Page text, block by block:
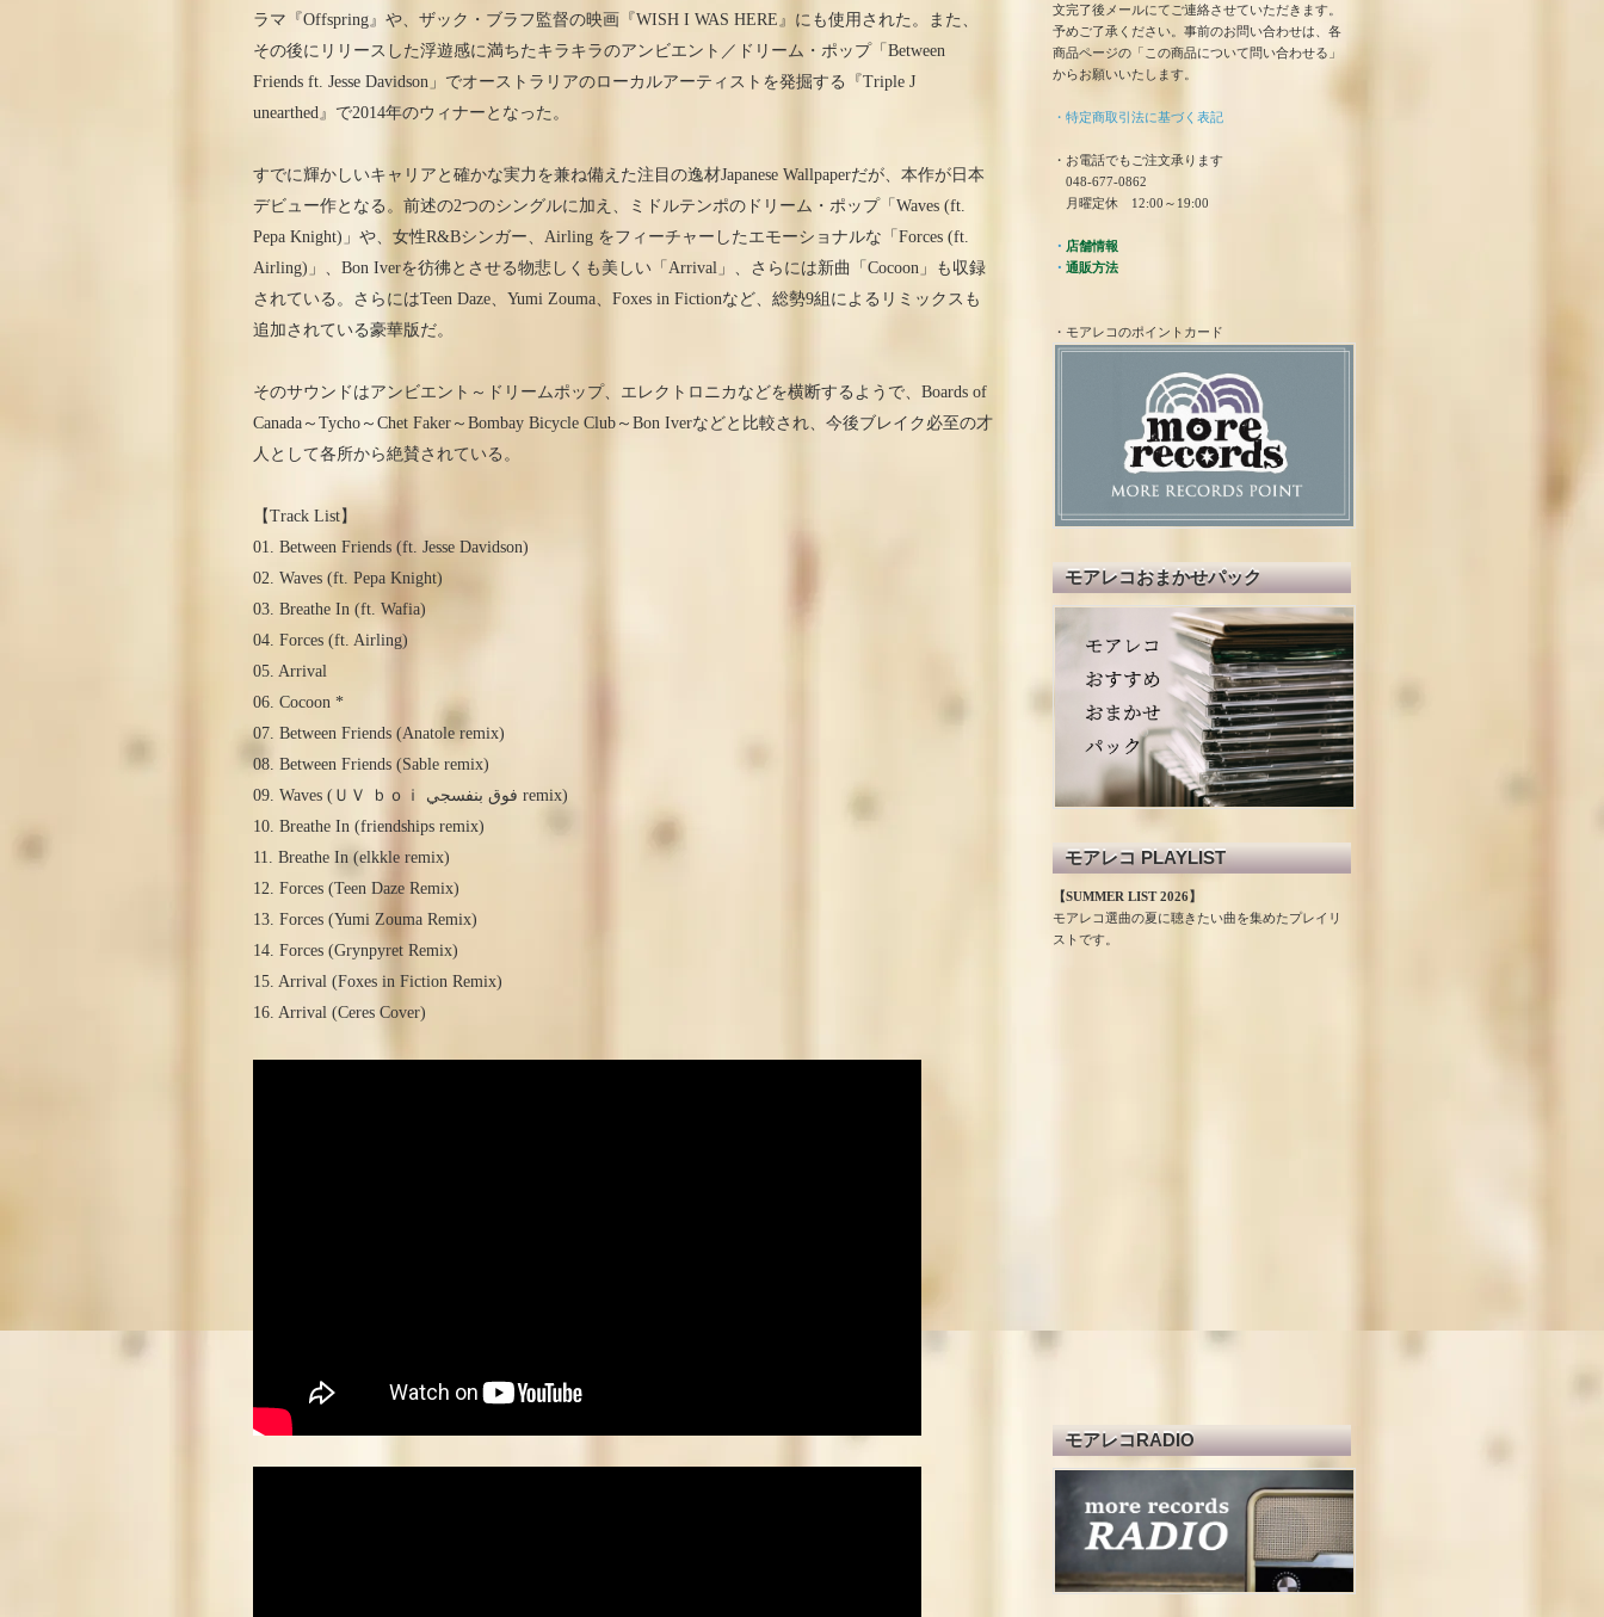
ラマ『Offspring』や、ザック・ブラフ監督の映画『WISH I WAS HERE』にも使用された。また、
その後にリリースした浮遊感に満ちたキラキラのアンビエント／ドリーム・ポップ「Between
Friends ft. Jesse Davidson」でオーストラリアのローカルアーティストを発掘する『Triple J
unearthed』で2014年のウィナーとなった。
すでに輝かしいキャリアと確かな実力を兼ね備えた注目の逸材Japanese Wallpaperだが、本作が日本
デビュー作となる。前述の2つのシングルに加え、ミドルテンポのドリーム・ポップ「Waves (ft.
Pepa Knight)」や、女性R&Bシンガー、Airling をフィーチャーしたエモーショナルな「Forces (ft.
Airling)」、Bon Iverを彷彿とさせる物悲しくも美しい「Arrival」、さらには新曲「Cocoon」も収録
されている。さらにはTeen Daze、Yumi Zouma、Foxes in Fictionなど、総勢9組によるリミックスも
追加されている豪華版だ。
そのサウンドはアンビエント～ドリームポップ、エレクトロニカなどを横断するようで、Boards of
Canada～Tycho～Chet Faker～Bombay Bicycle Club～Bon Iverなどと比較され、今後ブレイク必至の才
人として各所から絶賛されている。
【Track List】
01. Between Friends (ft. Jesse Davidson)
02. Waves (ft. Pepa Knight)
03. Breathe In (ft. Wafia)
04. Forces (ft. Airling)
05. Arrival
06. Cocoon *
07. Between Friends (Anatole remix)
08. Between Friends (Sable remix)
09. Waves (ＵＶ ｂｏｉ فوق بنفسجي remix)
10. Breathe In (friendships remix)
11. Breathe In (elkkle remix)
12. Forces (Teen Daze Remix)
13. Forces (Yumi Zouma Remix)
14. Forces (Grynpyret Remix)
15. Arrival (Foxes in Fiction Remix)
16. Arrival (Ceres Cover)
文完了後メールにてご連絡させていただきます。
予めご了承ください。事前のお問い合わせは、各
商品ページの「この商品について問い合わせる」
からお願いいたします。
・特定商取引法に基づく表記
・お電話でもご注文承ります
048-677-0862
月曜定休 12:00～19:00
・ 店舗情報
・ 通販方法
・モアレコのポイントカード
モアレコおまかせパック
モアレコ PLAYLIST
【SUMMER LIST 2026】
モアレコ選曲の夏に聴きたい曲を集めたプレイリ
ストです。
モアレコRADIO